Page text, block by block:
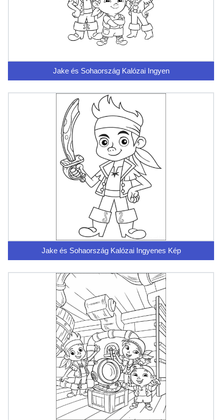
Jake és Sohaország Kalózai Ingyen
Jake és Sohaország Kalózai Ingyenes Kép